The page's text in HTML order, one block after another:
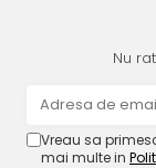
Nu
Vreau sa
mai multe in